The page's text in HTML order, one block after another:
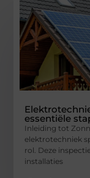
essentiële
Inleiding tot
elektrotechniek
rol. Deze
installaties